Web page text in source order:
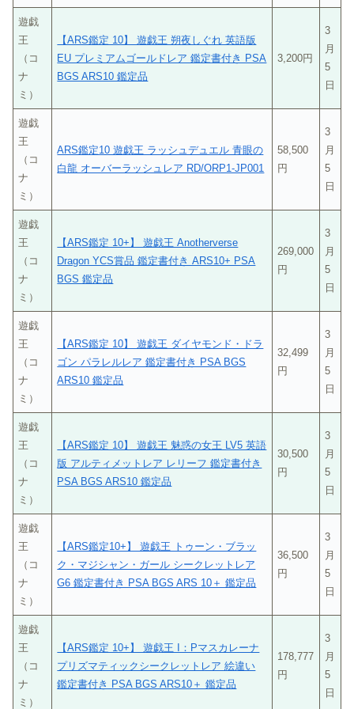
遊戯
王
（コ
ナ
ミ）
【ARS鑑定 10】 遊戯王 朔夜しぐれ 英語版
EU プレミアムゴールドレア 鑑定書付き PSA
BGS ARS10 鑑定品
3,200円
3
月
5
日
遊戯
王
（コ
ナ
ミ）
ARS鑑定10 遊戯王 ラッシュデュエル 青眼の
白龍 オーバーラッシュレア RD/ORP1-JP001
58,500
円
3
月
5
日
遊戯
王
（コ
ナ
ミ）
【ARS鑑定 10+】 遊戯王 Anotherverse
Dragon YCS賞品 鑑定書付き ARS10+ PSA
BGS 鑑定品
269,000
円
3
月
5
日
遊戯
王
（コ
ナ
ミ）
【ARS鑑定 10】 遊戯王 ダイヤモンド・ドラ
ゴン パラレルレア 鑑定書付き PSA BGS
ARS10 鑑定品
32,499
円
3
月
5
日
遊戯
王
（コ
ナ
ミ）
【ARS鑑定 10】 遊戯王 魅惑の女王 LV5 英語
版 アルティメットレア レリーフ 鑑定書付き
PSA BGS ARS10 鑑定品
30,500
円
3
月
5
日
遊戯
王
（コ
ナ
ミ）
【ARS鑑定10+】 遊戯王 トゥーン・ブラッ
ク・マジシャン・ガール シークレットレア
G6 鑑定書付き PSA BGS ARS 10＋ 鑑定品
36,500
円
3
月
5
日
遊戯
王
（コ
ナ
ミ）
【ARS鑑定 10+】 遊戯王 I：Pマスカレーナ
プリズマティックシークレットレア 絵違い
鑑定書付き PSA BGS ARS10＋ 鑑定品
178,777
円
3
月
5
日